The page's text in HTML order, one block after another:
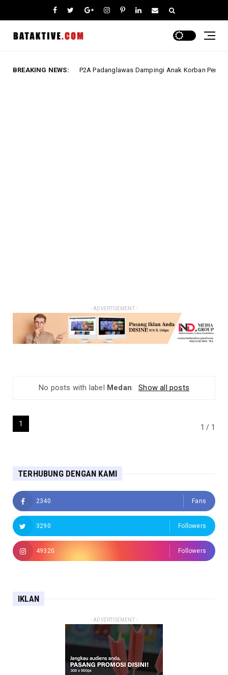
BREAKING NEWS:
Berita P2TP2A Padanglawas Dampingi Anak Korban Penganiayaan
- ADVERTISEMENT -
No posts with label Medan. Show all posts
1 / 1
1
TERHUBUNG DENGAN KAMI
2340 Fans
3290 Followers
49320 Followers
IKLAN
- ADVERTISEMENT -